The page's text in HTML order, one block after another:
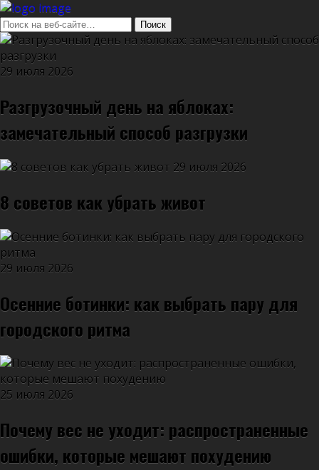
29 июля 2026
Разгрузочный день на яблоках:
замечательный способ разгрузки
29 июля 2026
8 советов как убрать живот
29 июля 2026
Осенние ботинки: как выбрать пару для
городского ритма
25 июля 2026
Почему вес не уходит: распространенные
ошибки, которые мешают похудению